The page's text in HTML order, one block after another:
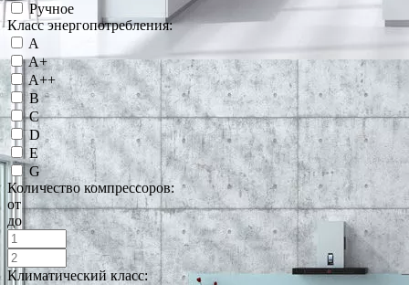
Ручное
Класс энергопотребления:
A
A+
A++
B
C
D
E
G
Количество компрессоров:
от
до
Климатический класс: